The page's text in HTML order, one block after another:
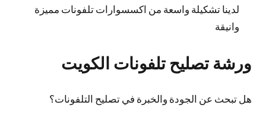
لدينا تشكيلة واسعة من اكسسوارات تلفونات مميزة
وانيقة
ورشة تصليح تلفونات الكويت
هل تبحث عن الجودة والخبرة في تصليح التلفونات؟